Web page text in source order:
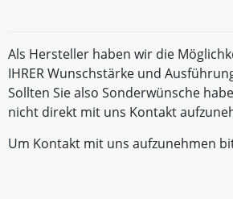
Als Hersteller haben wir die
IHRER Wunschstärke und
Sollten Sie also Sonderwünsche
nicht direkt mit uns Kontakt
Um Kontakt mit uns aufzunehmen